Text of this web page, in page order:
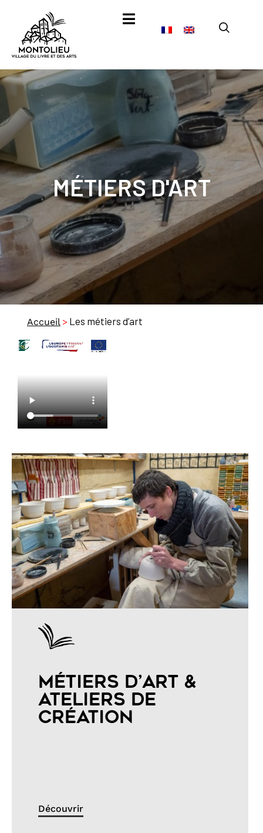
MÉTIERS D'ART
Accueil > Les métiers d’art
MÉTIERS D’ART &
ATELIERS DE
CRÉATION
Découvrir